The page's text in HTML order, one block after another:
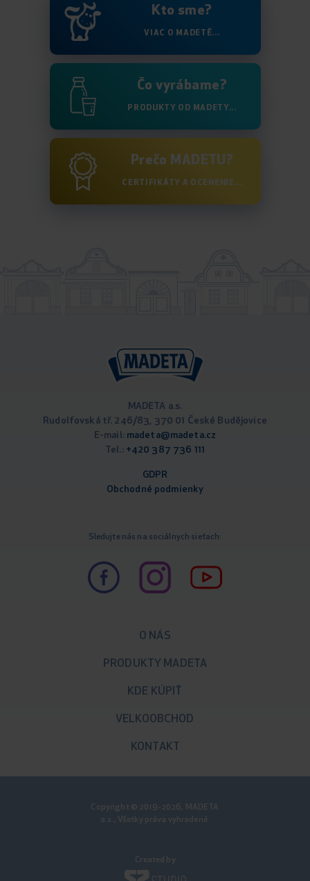
Kto sme?
VIAC O MADETĚ...
Čo vyrábame?
PRODUKTY OD MADETY...
Prečo MADETU?
CERTIFIKÁTY A OCENENIE...
MADETA a.s.
Rudolfovská tř. 246/83, 370 01 České Budějovice
E-mail: madeta@madeta.cz
Tel.: +420 387 736 111
GDPR
Obchodné podmienky
Sledujte nás na sociálnych sieťach:
O NÁS
PRODUKTY MADETA
KDE KÚPIŤ
VELKOOBCHOD
KONTAKT
Copyright © 2019-2026, MADETA
a.s., Všetky práva vyhradené.
Created by